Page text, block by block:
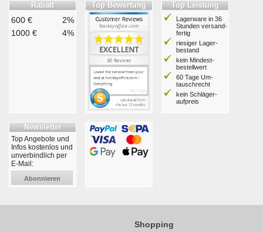
Rabatt
600 €
2%
1000 €
4%
Top Bewertung Top Leistung
Lagerware in 36
Stunden ver­sand­
fertig
riesiger Lager­
bestand
kein Mindest­
bestell­wert
60 Tage Um­
tausch­recht
kein Schläger­
aufpreis
Newsletter
Top Angebote und
Infos kostenlos und
unverbindlich per
E-Mail:
Abonnieren
Shopping